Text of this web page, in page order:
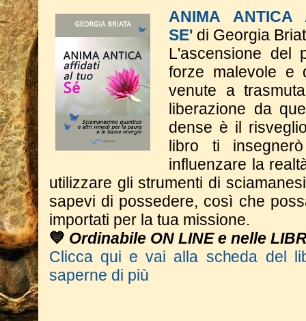
ANIMA ANTICA
SE' di Georgia
L'ascensione del
forze malevole e
venute a
liberazione da
dense è il
libro ti
influenzare la
utilizzare gli strumenti di
sapevi di possedere, così che
importati per la tua missione.
💙 Ordinabile ON LINE e nelle
Clicca qui e vai alla scheda del
saperne di più